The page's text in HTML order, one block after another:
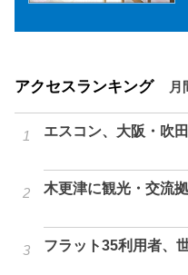
アクセスランキング 月
エスコン、大阪・吹
木更津に観光・交流
フラット35利用者、